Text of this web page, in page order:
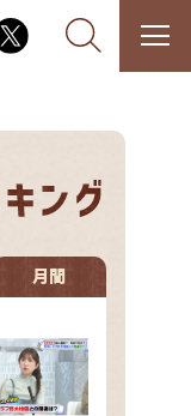
・・
エティ！
真剣です
月間